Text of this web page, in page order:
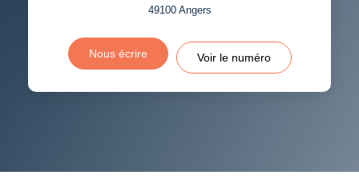
49100 Angers
Nous écrire Voir le numéro